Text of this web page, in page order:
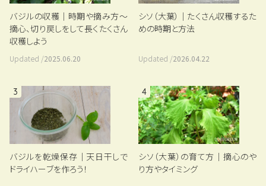
バジルの収穫｜時期や摘み方～
摘心、切り戻しをして長くたくさん
収穫しよう
Updated /2025.06.20
シソ（大葉）｜たくさん収穫するた
めの時期と方法
Updated /2026.04.22
3
バジルを乾燥保存｜天日干しで
ドライハーブを作ろう！
4
シソ（大葉）の育て方｜摘心のや
り方やタイミング